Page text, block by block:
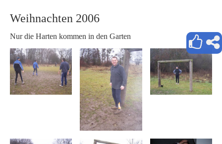
Weihnachten 2006
Nur die Harten kommen in den Garten